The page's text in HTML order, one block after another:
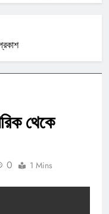
থেকে
0 1 Mins